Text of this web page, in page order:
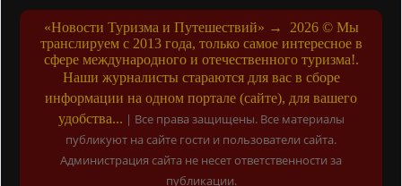
«Новости Туризма и Путешествий» → 2026© Мы
транслируем с 2013 года, только самое интересное в
сфере международного и отечественного туризма!.
Наши журналисты стараются для вас в сборе
информации на одном портале (сайте), для вашего
удобства... | Все права защищены. Все материалы
публикуют на сайте гости и пользователи сайта.
Администрация сайта не несет ответственности за
публикации.